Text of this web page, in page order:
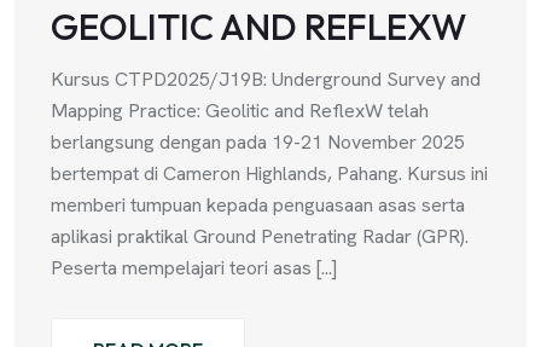
GEOLITIC AND REFLEXW
Kursus CTPD2025/J19B: Underground Survey and
Mapping Practice: Geolitic and ReflexW telah
berlangsung dengan pada 19-21 November 2025
bertempat di Cameron Highlands, Pahang. Kursus ini
memberi tumpuan kepada penguasaan asas serta
aplikasi praktikal Ground Penetrating Radar (GPR).
Peserta mempelajari teori asas [...]